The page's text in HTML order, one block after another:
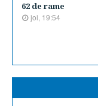
62 de rame
joi, 19:54